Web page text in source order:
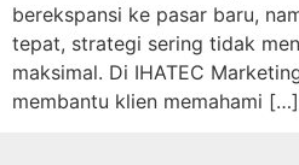
berekspansi ke pasar baru,
tepat, strategi sering tidak
maksimal. Di IHATEC
membantu klien memahami […]